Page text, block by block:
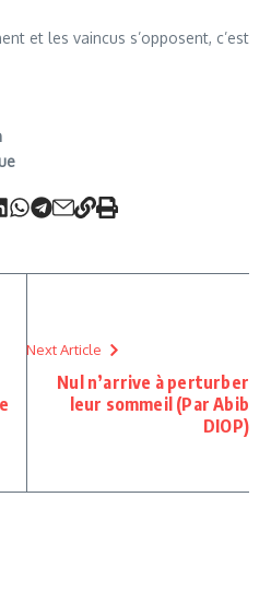
et les vaincus s’opposent, c’est
Next Article
Nul n’arrive à perturber
leur sommeil (Par Abib
DIOP)